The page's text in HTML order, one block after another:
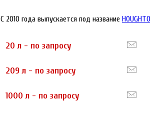
С 2010 года выпускается под название
20 л - по запросу
209 л - по запросу
1000 л - по запросу